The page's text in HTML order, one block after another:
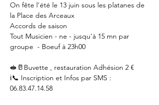
On fête l'été le 13 juin sous les platanes de
la Place des Arceaux
Accords de saison
Tout Musicien - ne - jusqu'à 15 mn par
groupe  - Boeuf à 23h00
🥪🥛Buvette , restauration Adhésion 2 €
ℹ️📞 Inscription et Infos par SMS :
06.83.47.14.58